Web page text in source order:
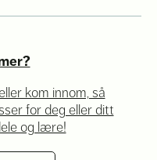
kom innom, så
for deg eller ditt
og lære!